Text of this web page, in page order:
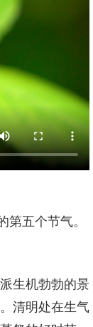
五个节气。
生机勃勃的景
清明处在生气